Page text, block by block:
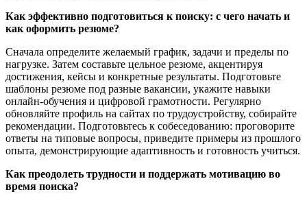
Как эффективно подготовиться к поиску: с чего начать и
как оформить резюме?
Сначала определите желаемый график, задачи и пределы по
нагрузке. Затем составьте цельное резюме, акцентируя
достижения, кейсы и конкретные результаты. Подготовьте
шаблоны резюме под разные вакансии, укажите навыки
онлайн-обучения и цифровой грамотности. Регулярно
обновляйте профиль на сайтах по трудоустройству, собирайте
рекомендации. Подготовьтесь к собеседованию: проговорите
ответы на типовые вопросы, приведите примеры из прошлого
опыта, демонстрирующие адаптивность и готовность учиться.
Как преодолеть трудности и поддержать мотивацию во
время поиска?